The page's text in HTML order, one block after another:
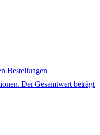
Bestellungen
Der Gesamtwert beträgt